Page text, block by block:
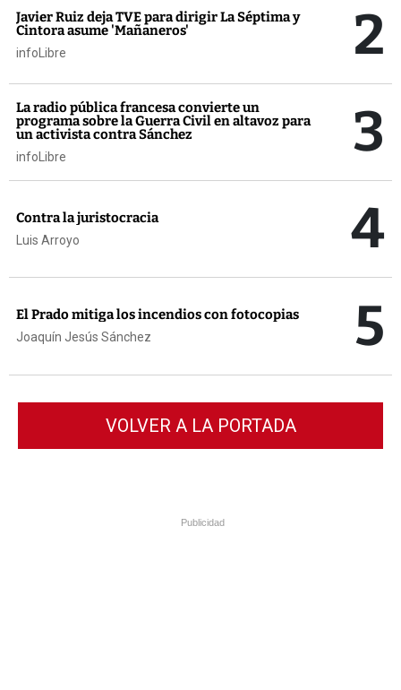
Javier Ruiz deja TVE para dirigir La Séptima y
Cintora asume 'Mañaneros'
infoLibre 2
La radio pública francesa convierte un
programa sobre la Guerra Civil en altavoz para
un activista contra Sánchez
infoLibre 3
Contra la juristocracia
Luis Arroyo 4
El Prado mitiga los incendios con fotocopias
Joaquín Jesús Sánchez 5
VOLVER A LA PORTADA
Publicidad